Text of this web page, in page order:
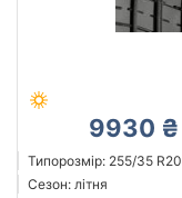
9930 ₴
Типорозмір: 255/35 R20
Сезон: літня